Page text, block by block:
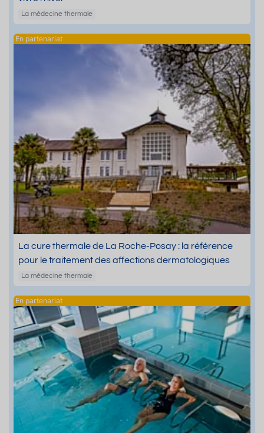
La médecine thermale
La cure thermale de La Roche-Posay : la référence
pour le traitement des affections dermatologiques
La médecine thermale